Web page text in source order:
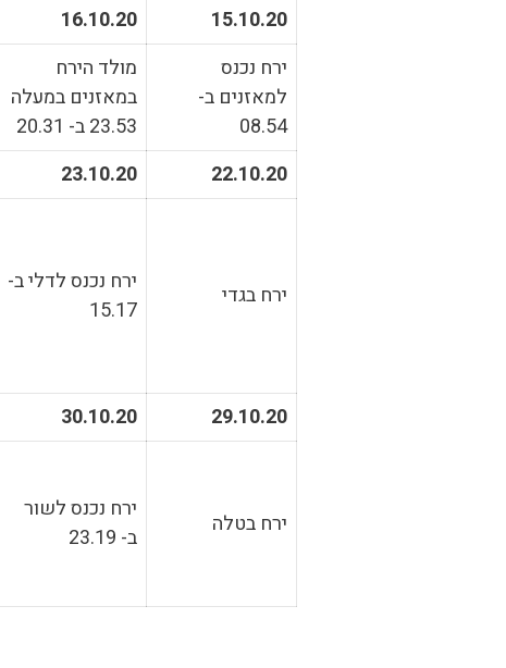
15.10.20
16.10.20
ירח נכנס
למאזנים ב-
08.54
מולד הירח
במאזנים במעלה
23.53 ב- 20.31
22.10.20
23.10.20
ירח בגדי
ירח נכנס לדלי ב-
15.17
29.10.20
30.10.20
ירח בטלה
ירח נכנס לשור
ב- 23.19